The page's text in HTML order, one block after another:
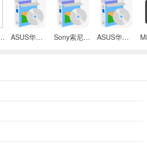
1501A无线上网卡 ASUS华硕 G50V笔记本电脑无线网卡驱动 Sony索尼VGN-P3系列笔记本Intel无线网卡驱动 ASUS华硕S2Ne笔记本电脑主板BIOS